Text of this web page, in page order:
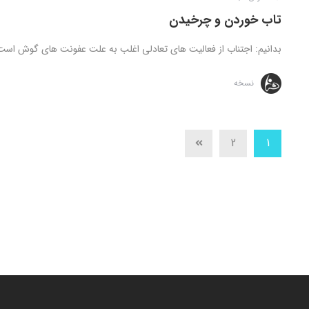
تاب خوردن و چرخیدن
بدانیم: اجتناب از فعالیت های تعادلی اغلب به علت عفونت های گوش
نسخه
1
2